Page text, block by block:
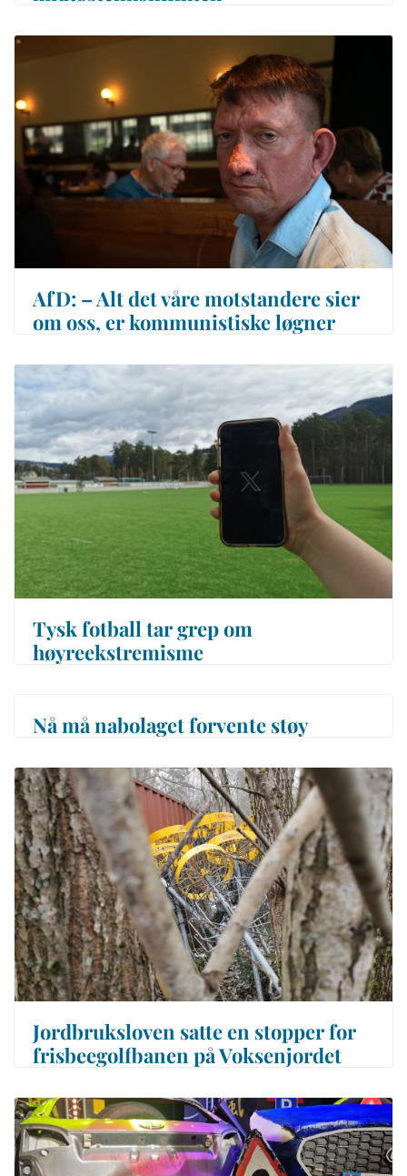
AfD: – Alt det våre motstandere sier
om oss, er kommunistiske løgner
Tysk fotball tar grep om
høyreekstremisme
Nå må nabolaget forvente støy
Jordbruksloven satte en stopper for
frisbeegolfbanen på Voksenjordet